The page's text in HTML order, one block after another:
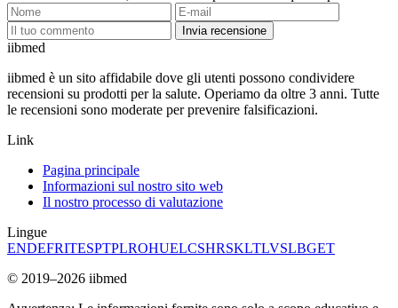
Invia recensione
iibmed
iibmed è un sito affidabile dove gli utenti possono condividere
recensioni su prodotti per la salute. Operiamo da oltre 3 anni. Tutte
le recensioni sono moderate per prevenire falsificazioni.
Link
Pagina principale
Informazioni sul nostro sito web
Il nostro processo di valutazione
Lingue
ENDEFRITESPTPLROHUELCSHRSKLTLVSLBGET
© 2019–2026 iibmed